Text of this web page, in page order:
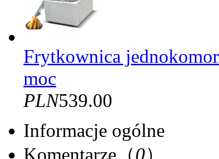
Frytkownica
moc
PLN539.00
Informacje ogólne
Komentarze（0）